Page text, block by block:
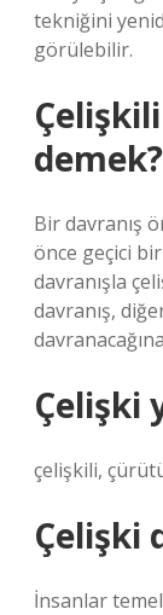
tekniğini
görülebilir.
demek?
Bir davranış
önce geçici
davranışla
davranış,
Çelişki
çelişkili,
Çelişki
İnsanlar